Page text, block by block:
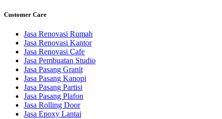
Customer Care
Jasa Renovasi Rumah
Jasa Renovasi Kantor
Jasa Renovasi Cafe
Jasa Pembuatan Studio
Jasa Pasang Granit
Jasa Pasang Kanopi
Jasa Pasang Partisi
Jasa Pasang Plafon
Jasa Rolling Door
Jasa Epoxy Lantai